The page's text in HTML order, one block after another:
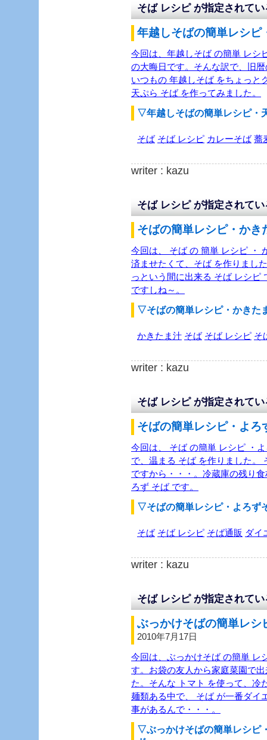
そば レシピ が指定されて
年越しそばの簡単レシ
今回は、年越しそば の簡単 レシ
の大晦日です。そんな訳で、旧
いつもの 年越しそば をちょっと
天ぷら そば を作ってみました。
▽年越しそばの簡単レシピ・
そば そば レシピ カレーそば 蕎
writer : kazu
そば レシピ が指定されて
そばの簡単レシピ・か
今回は、 そば の 簡単 レシピ ・
済ませたくて、そば を作りまし
っという間に出来る そば レシピ
ですしね～。
▽そばの簡単レシピ・かきた
かきたま汁 そば そば レシピ そ
writer : kazu
そば レシピ が指定されて
そばの簡単レシピ・よ
今回は、 そば の簡単 レシピ ・
で、温まる そば を作りました。
ですから・・・。冷蔵庫の残り
ろず そば です。
▽そばの簡単レシピ・よろず
そば そば レシピ そば通販 ダイ
writer : kazu
そば レシピ が指定されて
ぶっかけそばの簡単レシ
2010年7月17日
今回は、ぶっかけそば の簡単 レ
す。お袋の友人から家庭菜園で
た。そんな トマト を使って、冷
麺類ある中で、 そば が一番ダイ
事があるんで・・・。
▽ぶっかけそばの簡単レシピ